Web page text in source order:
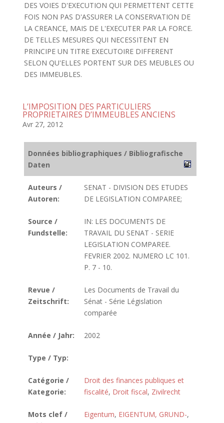
DES VOIES D'EXECUTION QUI PERMETTENT CETTE
FOIS NON PAS D'ASSURER LA CONSERVATION DE
LA CREANCE, MAIS DE L'EXECUTER PAR LA FORCE.
DE TELLES MESURES QUI NECESSITENT EN
PRINCIPE UN TITRE EXECUTOIRE DIFFERENT
SELON QU'ELLES PORTENT SUR DES MEUBLES OU
DES IMMEUBLES.
L’IMPOSITION DES PARTICULIERS
PROPRIETAIRES D’IMMEUBLES ANCIENS
Avr 27, 2012
Données bibliographiques / Bibliografische
Daten
Auteurs /
Autoren:
SENAT - DIVISION DES ETUDES
DE LEGISLATION COMPAREE;
Source /
Fundstelle:
IN: LES DOCUMENTS DE
TRAVAIL DU SENAT - SERIE
LEGISLATION COMPAREE.
FEVRIER 2002. NUMERO LC 101.
P. 7 - 10.
Revue /
Zeitschrift:
Les Documents de Travail du
Sénat - Série Législation
comparée
Année / Jahr: 2002
Type / Typ:
Catégorie /
Kategorie:
Droit des finances publiques et
fiscalité, Droit fiscal, Zivilrecht
Mots clef /
Eigentum, EIGENTUM, GRUND-,